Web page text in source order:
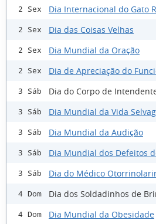
2 Sex Dia Internacional do Gato
2 Sex Dia das Coisas Velhas
2 Sex Dia Mundial da Oração
2 Sex Dia de Apreciação do
3 Sáb Dia do Corpo de
3 Sáb Dia Mundial da Vida
3 Sáb Dia Mundial da Audição
3 Sáb Dia Mundial dos Defeitos
3 Sáb Dia do Médico
4 Dom Dia dos Soldadinhos de
4 Dom Dia Mundial da Obesidade